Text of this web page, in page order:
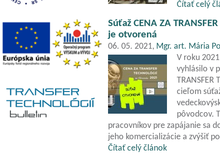
Čítať celý
Súťaž CENA ZA
je otvorená
06. 05. 2021, Mgr. art. Mária
V roku
vyhlásilo v
TRANSFER
cieľom
pôvodcov.
pracovníkov pre zapájanie sa
jeho komercializácie a zvýšiť
Čítať celý článok